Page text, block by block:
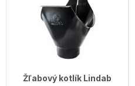
Žľabový kotlík Lindab